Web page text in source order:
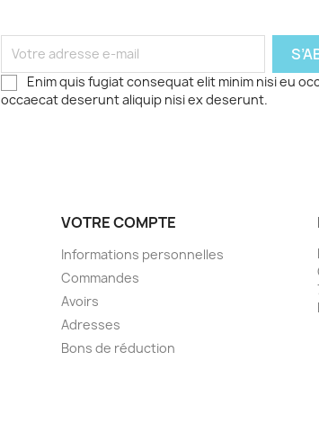
Enim quis fugiat consequat elit minim nisi eu
occaecat deserunt aliquip nisi ex deserunt.
VOTRE COMPTE
Informations personnelles
Commandes
Avoirs
Adresses
Bons de réduction